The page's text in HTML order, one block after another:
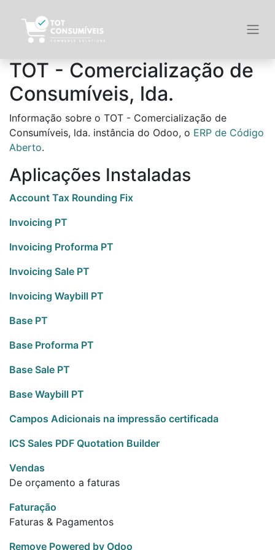
TOT - Comercialização de
Consumíveis, lda.
Informação sobre o TOT - Comercialização de
Consumíveis, lda. instância do Odoo, o ERP de Código
Aberto.
Aplicações Instaladas
Account Tax Rounding Fix
Invoicing PT
Invoicing Proforma PT
Invoicing Sale PT
Invoicing Waybill PT
Base PT
Base Proforma PT
Base Sale PT
Base Waybill PT
Campos Adicionais na impressão certificada
ICS Sales PDF Quotation Builder
Vendas
De orçamento a faturas
Faturação
Faturas & Pagamentos
Remove Powered by Odoo